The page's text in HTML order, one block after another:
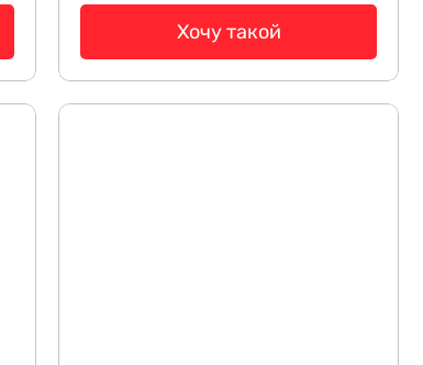
Хочу такой